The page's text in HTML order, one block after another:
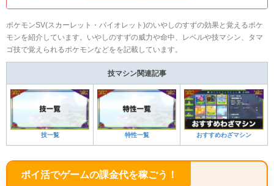
ポケモンSV(スカーレット・バイオレット)のいやしのすずの効果と覚えるポケ
モンを紹介しています。いやしのすずの威力や命中、レベルや技マシン、タマ
ゴ技で覚えられるポケモンなどをを記載しています。
技マシン関連記事
技一覧 特性一覧 おすすめわざマシン
ポイ活でゲームの課金代を稼ごう！